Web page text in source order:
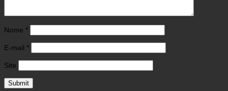
Nome *
E-mail *
Site